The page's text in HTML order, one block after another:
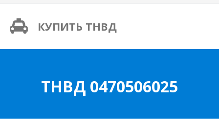
КУПИТЬ ТНВД
ТНВД 0470506025